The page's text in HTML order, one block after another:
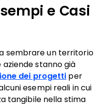
e Casi
sembrare un territorio
stanno già
dei progetti per
esempi reali in cui
tangibile nella stima